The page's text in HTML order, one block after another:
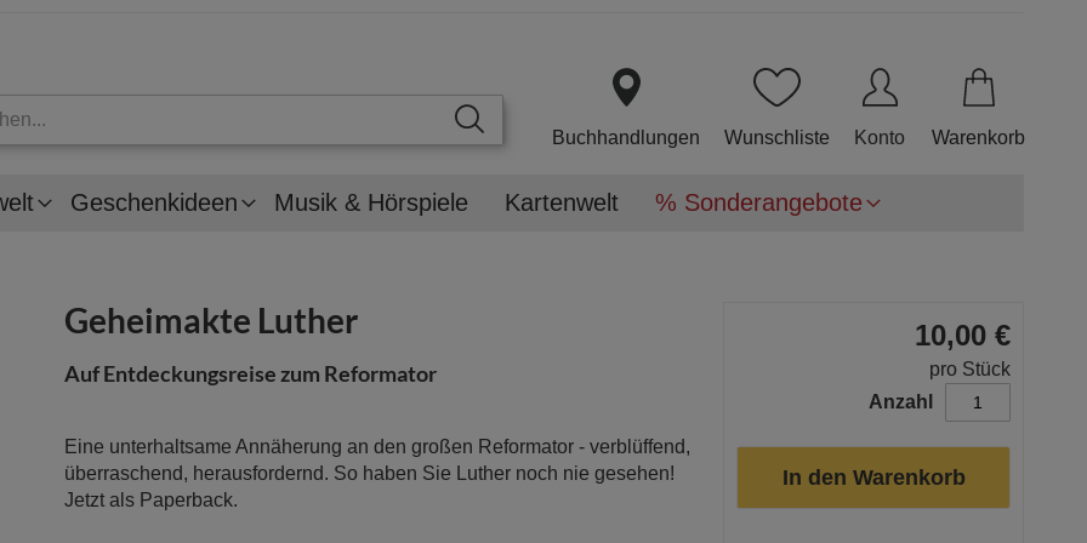
Buchhandlungen Wunschliste Konto Warenkorb
Geschenkideen Musik & Hörspiele Kartenwelt % Sonderangebote
Geheimakte Luther
Auf Entdeckungsreise zum Reformator
Eine unterhaltsame Annäherung an den großen Reformator - verblüffend,
überraschend, herausfordernd. So haben Sie Luther noch nie gesehen!
Jetzt als Paperback.
10,00 €
pro Stück
Anzahl
In den Warenkorb